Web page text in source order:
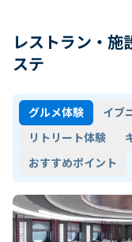
レストラン・施
ステ
グルメ体験
イブ
リトリート体験
おすすめポイント